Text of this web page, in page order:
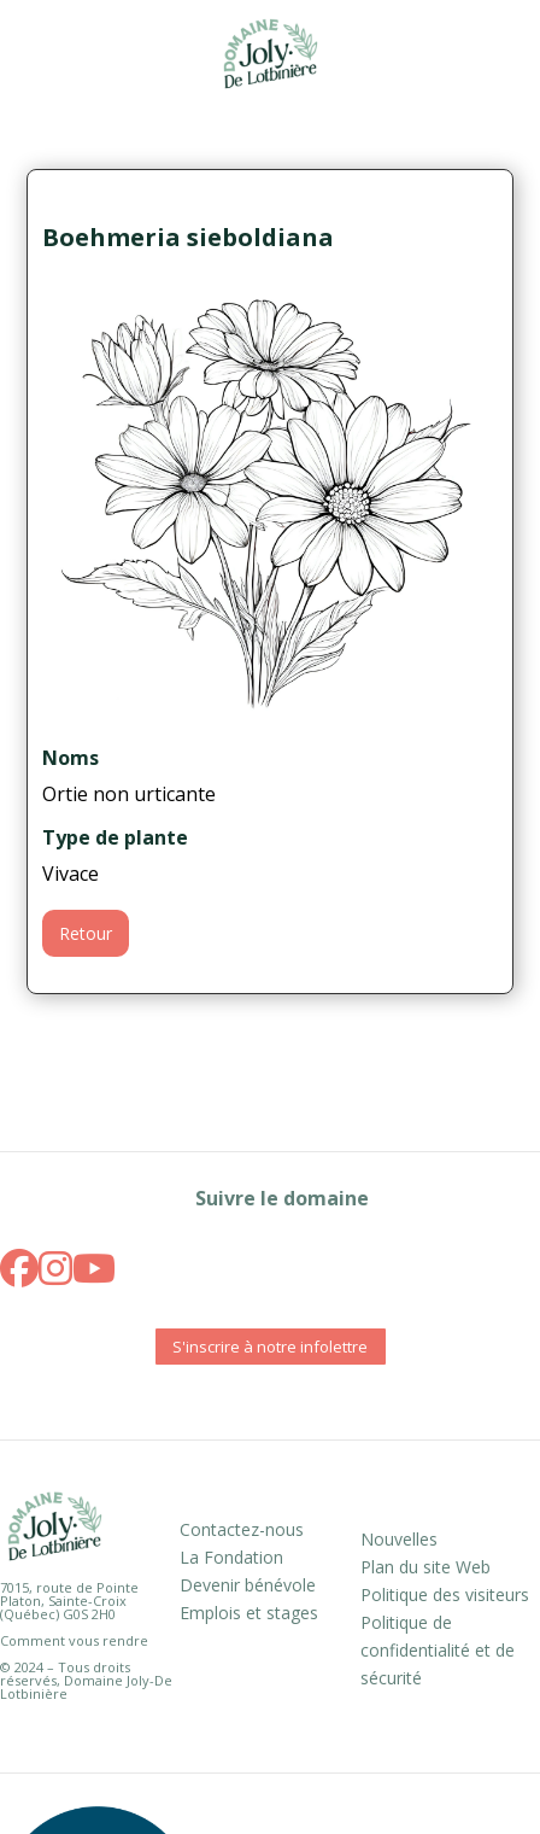
Boehmeria sieboldiana
Noms
Ortie non urticante
Type de plante
Vivace
Retour
Suivre le domaine
S'inscrire à notre infolettre
7015, route de Pointe
Platon, Sainte-Croix
(Québec) G0S 2H0
Comment vous rendre
© 2024 – Tous droits
réservés, Domaine Joly-De
Lotbinière
Contactez-nous
La Fondation
Devenir bénévole
Emplois et stages
Nouvelles
Plan du site Web
Politique des visiteurs
Politique de
confidentialité et de
sécurité